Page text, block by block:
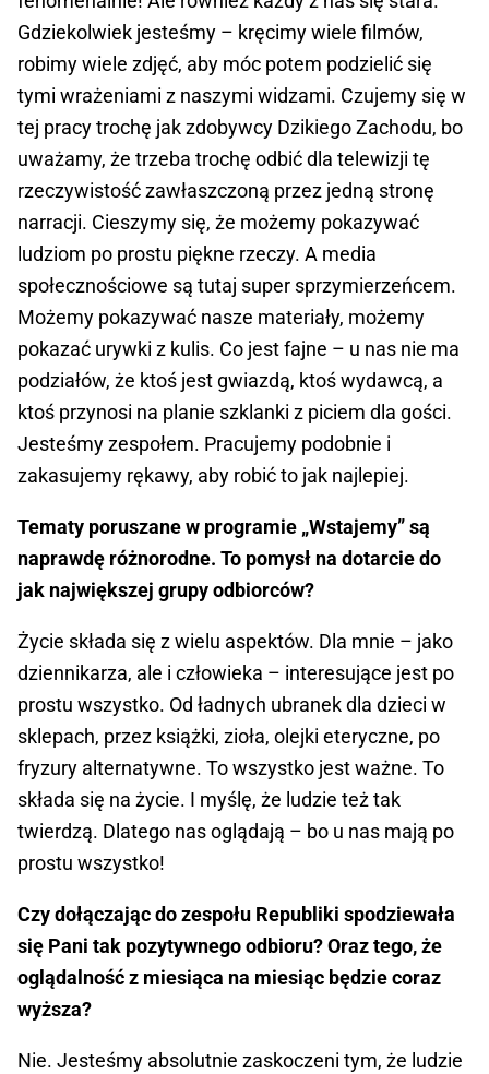
Gdziekolwiek jesteśmy – kręcimy wiele filmów,
robimy wiele zdjęć, aby móc potem podzielić się
tymi wrażeniami z naszymi widzami. Czujemy się w
tej pracy trochę jak zdobywcy Dzikiego Zachodu, bo
uważamy, że trzeba trochę odbić dla telewizji tę
rzeczywistość zawłaszczoną przez jedną stronę
narracji. Cieszymy się, że możemy pokazywać
ludziom po prostu piękne rzeczy. A media
społecznościowe są tutaj super sprzymierzeńcem.
Możemy pokazywać nasze materiały, możemy
pokazać urywki z kulis. Co jest fajne – u nas nie ma
podziałów, że ktoś jest gwiazdą, ktoś wydawcą, a
ktoś przynosi na planie szklanki z piciem dla gości.
Jesteśmy zespołem. Pracujemy podobnie i
zakasujemy rękawy, aby robić to jak najlepiej.
Tematy poruszane w programie „Wstajemy” są
naprawdę różnorodne. To pomysł na dotarcie do
jak największej grupy odbiorców?
Życie składa się z wielu aspektów. Dla mnie – jako
dziennikarza, ale i człowieka – interesujące jest po
prostu wszystko. Od ładnych ubranek dla dzieci w
sklepach, przez książki, zioła, olejki eteryczne, po
fryzury alternatywne. To wszystko jest ważne. To
składa się na życie. I myślę, że ludzie też tak
twierdzą. Dlatego nas oglądają – bo u nas mają po
prostu wszystko!
Czy dołączając do zespołu Republiki spodziewała
się Pani tak pozytywnego odbioru? Oraz tego, że
oglądalność z miesiąca na miesiąc będzie coraz
wyższa?
Nie. Jesteśmy absolutnie zaskoczeni tym, że ludzie